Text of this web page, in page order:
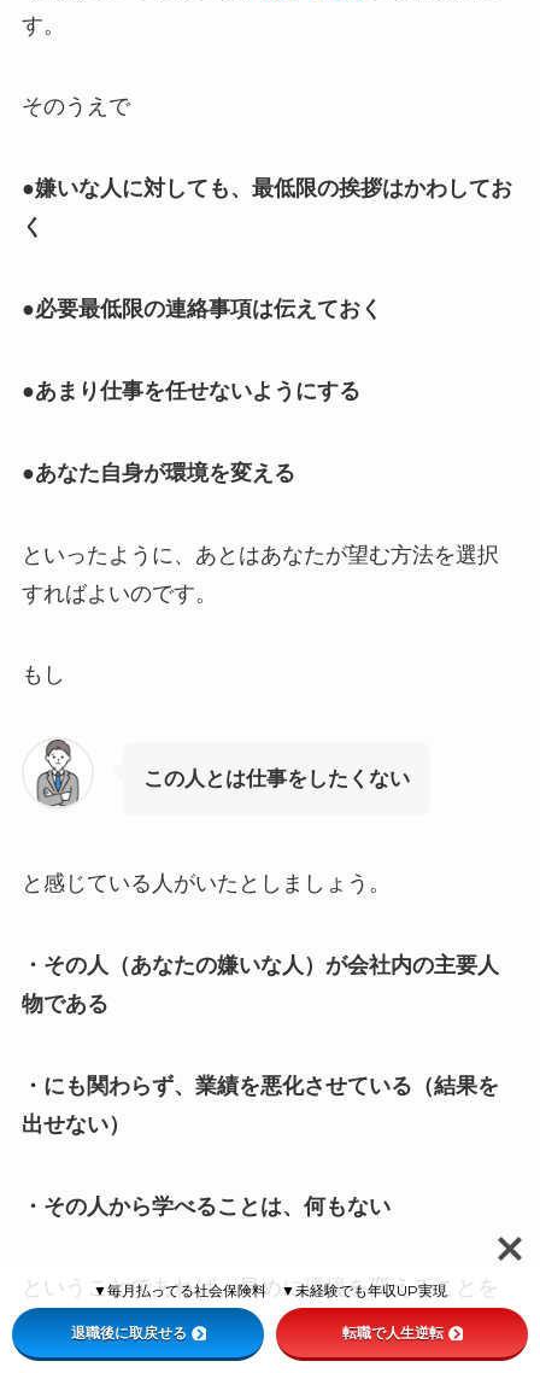
す。
そのうえで
●嫌いな人に対しても、最低限の挨拶はかわしてお
く
●必要最低限の連絡事項は伝えておく
●あまり仕事を任せないようにする
●あなた自身が環境を変える
といったように、あとはあなたが望む方法を選択
すればよいのです。
もし
この人とは仕事をしたくない
と感じている人がいたとしましょう。
・その人（あなたの嫌いな人）が会社内の主要人
物である
・にも関わらず、業績を悪化させている（結果を
出せない）
・その人から学べることは、何もない
ということであれば、早めに環境を変えることを
おすすめします。
▼毎月払ってる社会保険料 ▼未経験でも年収UP実現
退職後に取戻せる 転職で人生逆転